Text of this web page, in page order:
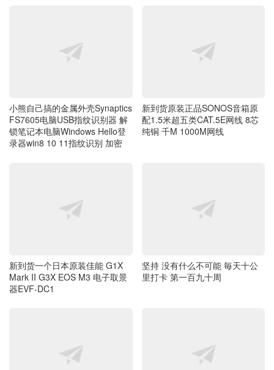
FS7605电脑USB指纹识别器 解
锁笔记本电脑Windows Hello登
录器win8 10 11指纹识别 加密
配1.5米超五类CAT.5E网线 8芯
纯铜 千M 1000M网线
Mark II G3X EOS M3 电子取景
器EVF-DC1
里打卡 第一百九十周